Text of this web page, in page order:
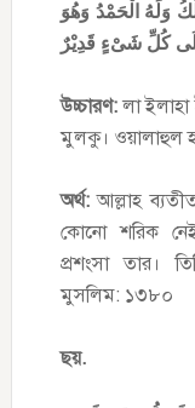
وَلَهُ الْحَمْدُ وَهُوَ
كُلِّ شَىْءٍ قَدِيْرٌ
উচ্চারণ:লা ইলাহা
মুলকু। ওয়ালাহুল
অর্থ:আল্লাহ
কোনো শরিক
প্রশংসা তার।
মুসলিম: ১৩৮০
ছয়.